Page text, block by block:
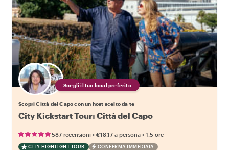
Scegli il tuo local preferito
Scopri Città del Capo con un host scelto da te
City Kickstart Tour: Città del Capo
587 recensioni • €18.17 a persona • 1.5 ore
CITY HIGHLIGHT TOUR CONFERMA IMMEDIATA